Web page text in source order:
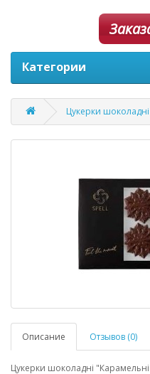
Категории
Цукерки
Описание Отзывов (0)
Цукерки шоколадні